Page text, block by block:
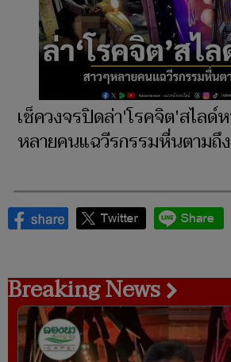
เช็ควงจรปิดล่า'โรคจิต'สไลด์
หลายคนแฉวีรกรรมหื่นตามถึ
Breaking News